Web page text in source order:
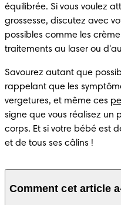
équilibrée. Si vous voulez
grossesse, discutez avec
possibles comme les
traitements au laser ou
Savourez autant que
rappelant que les
vergetures, et même ces
signe que vous réalisez un
corps. Et si votre bébé est
et de tous ses câlins !
Comment cet article